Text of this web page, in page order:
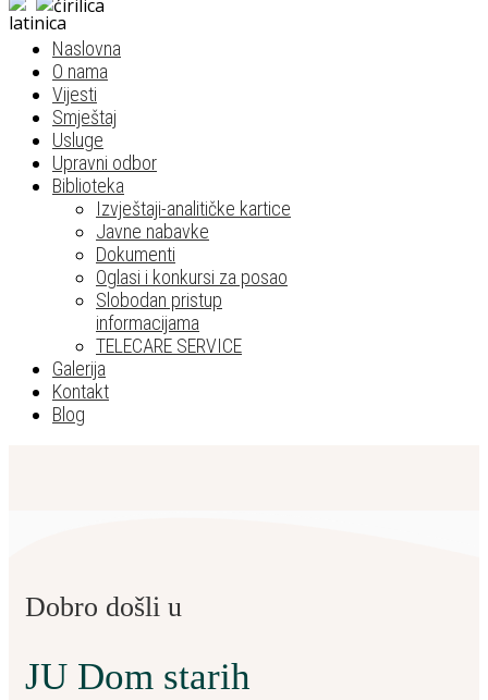
Naslovna
O nama
Vijesti
Smještaj
Usluge
Upravni odbor
Biblioteka
Izvještaji-analitičke kartice
Javne nabavke
Dokumenti
Oglasi i konkursi za posao
Slobodan pristup
informacijama
TELECARE SERVICE
Galerija
Kontakt
Blog
Dobro došli u
JU Dom starih